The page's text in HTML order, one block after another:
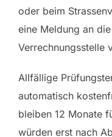
oder beim
eine Meldung an
Verrechnungsstelle
Allfällige
automatisch
bleiben 12 Monate
würden erst nach